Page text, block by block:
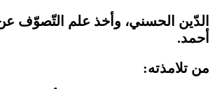
الدّين الحسني، وأخذ علم التّصوّف
أحمد.
من تلامذته: